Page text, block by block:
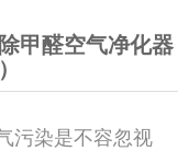
甲醛空气净化器
污染是不容忽视